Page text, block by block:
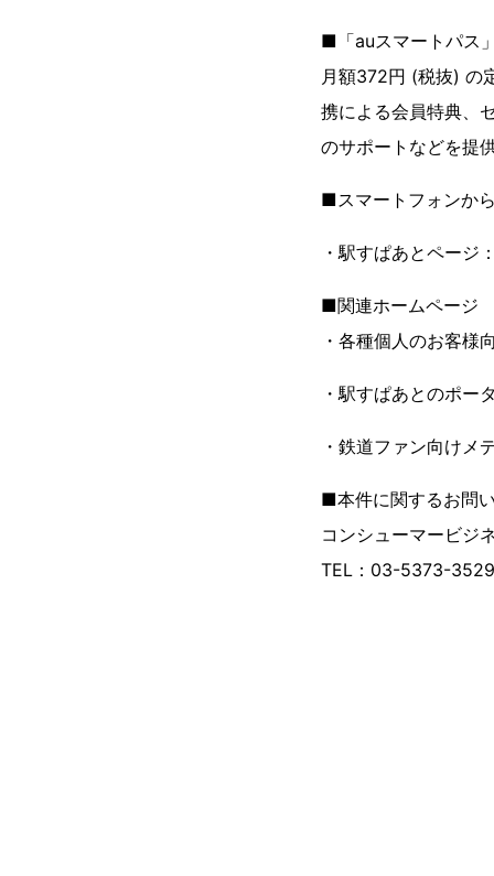
■「auスマートパス
月額372円 (税抜) の
携による会員特典、
のサポートなどを提
■スマートフォンか
・駅すぱあとページ：
■関連ホームページ
・各種個人のお客様
・駅すぱあとのポー
・鉄道ファン向けメ
■本件に関するお問
コンシューマービジ
TEL：03-5373-